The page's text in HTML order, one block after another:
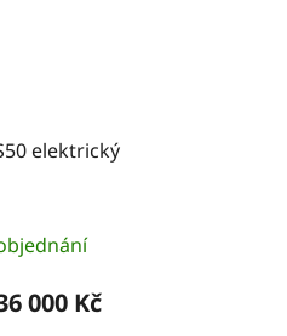
elektrický
hodnocení
produktu
000 Kč